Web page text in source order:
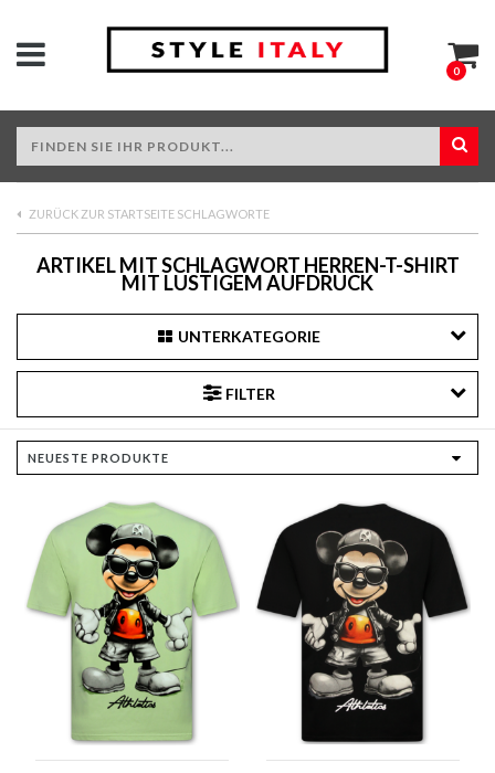
0
ZURÜCK ZUR STARTSEITE SCHLAGWORTE
ARTIKEL MIT SCHLAGWORT HERREN-T-SHIRT
MIT LUSTIGEM AUFDRUCK
UNTERKATEGORIE
FILTER